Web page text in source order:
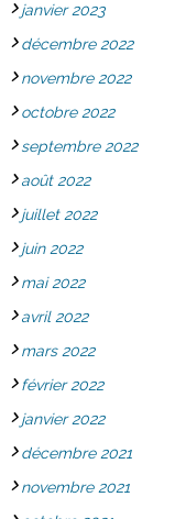
janvier 2023
décembre 2022
novembre 2022
octobre 2022
septembre 2022
août 2022
juillet 2022
juin 2022
mai 2022
avril 2022
mars 2022
février 2022
janvier 2022
décembre 2021
novembre 2021